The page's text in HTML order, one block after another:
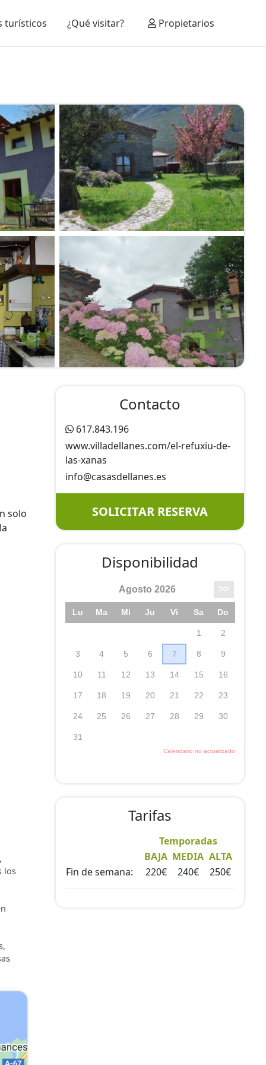
turísticos ¿Qué visitar? Propietarios
solo
Contacto
617.843.196
www.villadellanes.com/el-refuxiu-de-
las-xanas
info@casasdellanes.es
SOLICITAR RESERVA
Disponibilidad
los
Tarifas
Temporadas
BAJA MEDIA ALTA
Fin de semana:
220€ 240€ 250€